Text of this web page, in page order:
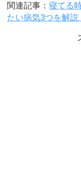
関連記事：寝てる
たい病気3つを解説